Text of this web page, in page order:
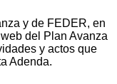
y de FEDER, en
del Plan Avanza
y actos que
Adenda.